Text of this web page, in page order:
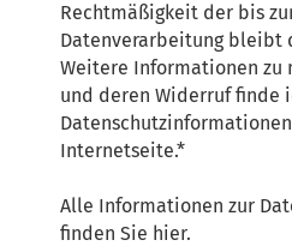
Rechtmäßigkeit der bis
Datenverarbeitung bleibt
Weitere Informationen zu
und deren Widerruf finde
Internetseite.*
Alle Informationen zur
finden Sie hier.